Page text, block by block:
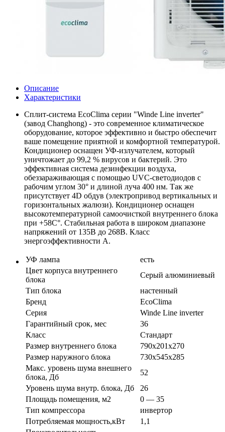
Описание
Характеристики
Сплит-система EcoClima серии "Winde Line inverter"
(завод Changhong) - это современное климатическое
оборудование, которое эффективно и быстро обеспечит
ваше помещение приятной и комфортной температурой.
Кондиционер оснащен УФ-излучателем, который
уничтожает до 99,2 % вирусов и бактерий. Это
эффективная система дезинфекции воздуха,
обеззараживающая с помощью UVC-светодиодов с
рабочим углом 30° и длиной луча 400 нм. Так же
присутствует 4D обдув (электропривод вертикальных и
горизонтальных жалюзи). Кондиционер оснащен
высокотемпературной самоочисткой внутреннего блока
при +58С°. Стабильная работа в широком диапазоне
напряжений от 135В до 268В. Класс
энергоэффективности А.
УФ лампа
есть
Цвет корпуса внутреннего
блока
Серый алюминиевый
Тип блока
настенный
Бренд
EcoClima
Серия
Winde Line inverter
Гарантийный срок, мес
36
Класс
Стандарт
Размер внутреннего блока
790х201х270
Размер наружного блока
730х545х285
Макс. уровень шума внешнего
блока, Дб
52
Уровень шума внутр. блока, Дб
26
Площадь помещения, м2
0 — 35
Тип компрессора
инвертор
Потребляемая мощность,кВт
1,1